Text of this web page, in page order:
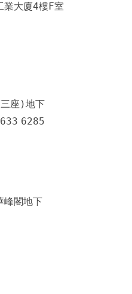
業大廈4樓F室
座)地下
6285
峰閣地下